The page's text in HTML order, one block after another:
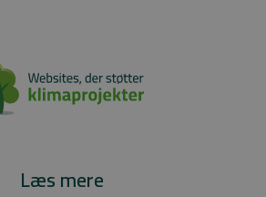
Læs mere